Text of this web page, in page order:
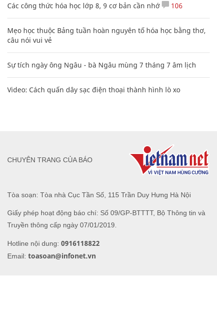
Các công thức hóa học lớp 8, 9 cơ bản cần nhớ 106
Mẹo học thuộc Bảng tuần hoàn nguyên tố hóa học bằng thơ,
câu nói vui vẻ
Sự tích ngày ông Ngâu - bà Ngâu mùng 7 tháng 7 âm lịch
Video: Cách quấn dây sạc điện thoại thành hình lò xo
Tòa soạn: Tòa nhà Cục Tần Số, 115 Trần Duy Hưng Hà Nội
Giấy phép hoạt động báo chí: Số 09/GP-BTTTT, Bộ Thông tin và
Truyền thông cấp ngày 07/01/2019.
Hotline nội dung: 0916118822
Email: toasoan@infonet.vn
CHUYÊN TRANG CỦA BÁO